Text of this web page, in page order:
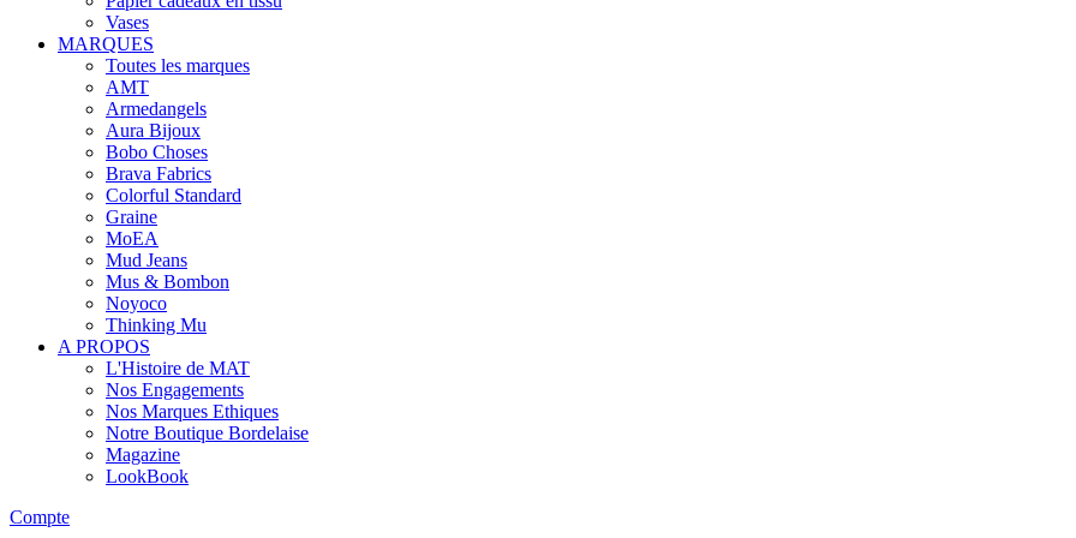
Vases
MARQUES
Toutes les marques
AMT
Armedangels
Aura Bijoux
Bobo Choses
Brava Fabrics
Colorful Standard
Graine
MoEA
Mud Jeans
Mus & Bombon
Noyoco
Thinking Mu
A PROPOS
L'Histoire de MAT
Nos Engagements
Nos Marques Ethiques
Notre Boutique Bordelaise
Magazine
LookBook
Compte